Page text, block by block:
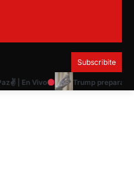
Subscribite
En Vivo Trump prepara